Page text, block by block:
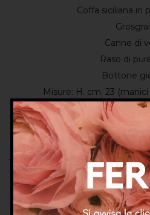
Coffa siciliana in
Canne di
Raso di
Bottone
Misure: H. cm. 23
Categorie: Coffe ,
Tag:
borse , borse gioiello, coffa siciliana
sicilian bag,